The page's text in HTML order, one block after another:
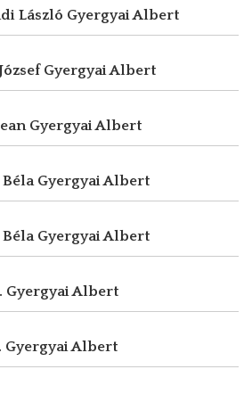
László Gyergyai Albert
Gyergyai Albert
Gyergyai Albert
Béla Gyergyai Albert
Béla Gyergyai Albert
Gyergyai Albert
Gyergyai Albert